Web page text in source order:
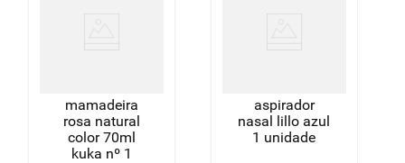
mamadeira
rosa natural
color 70ml
kuka nº 1
aspirador
nasal lillo azul
1 unidade
detergente